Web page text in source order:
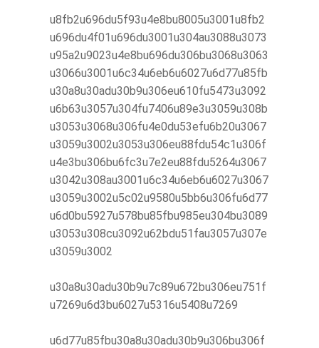
u8fb2u696du5f93u4e8bu8005u3001u8fb2
u696du4f01u696du3001u304au3088u3073
u95a2u9023u4e8bu696du306bu3068u3063
u3066u3001u6c34u6eb6u6027u6d77u85fb
u30a8u30adu30b9u306eu610fu5473u3092
u6b63u3057u304fu7406u89e3u3059u308b
u3053u3068u306fu4e0du53efu6b20u3067
u3059u3002u3053u306eu88fdu54c1u306f
u4e3bu306bu6fc3u7e2eu88fdu5264u3067
u3042u308au3001u6c34u6eb6u6027u3067
u3059u3002u5c02u9580u5bb6u306fu6d77
u6d0bu5927u578bu85fbu985eu304bu3089
u3053u308cu3092u62bdu51fau3057u307e
u3059u3002
u30a8u30adu30b9u7c89u672bu306eu751f
u7269u6d3bu6027u5316u5408u7269
u6d77u85fbu30a8u30adu30b9u306bu306f